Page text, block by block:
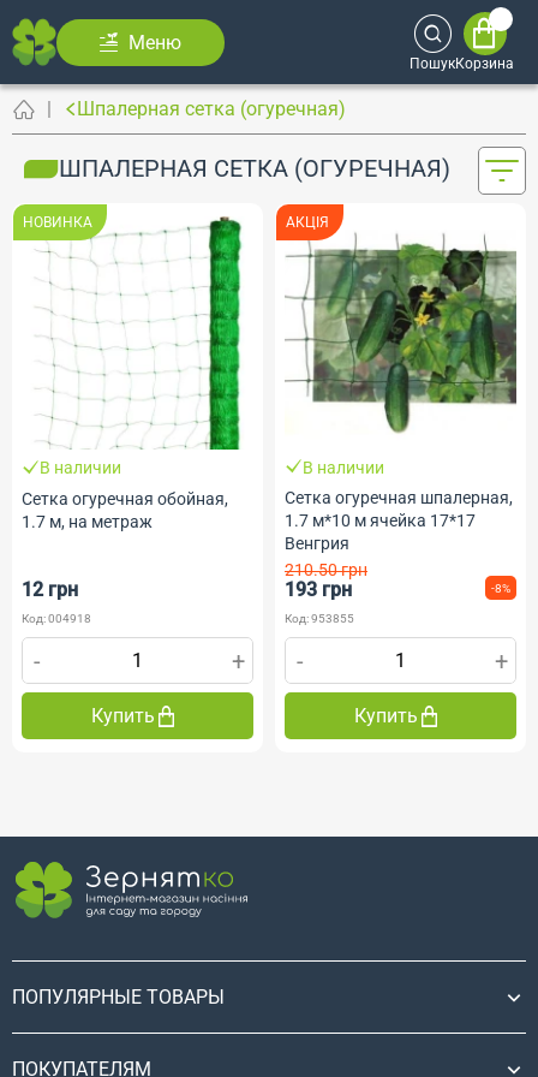
Меню
ПошукКорзина
Шпалерная сетка (огуречная)
ШПАЛЕРНАЯ СЕТКА (ОГУРЕЧНАЯ)
НОВИНКА
В наличии
Сетка огуречная обойная,
1.7 м, на метраж
12 грн
Код: 004918
- +
Купить
АКЦІЯ
В наличии
Сетка огуречная шпалерная,
1.7 м*10 м ячейка 17*17
Венгрия
210.50 грн
193 грн -8%
Код: 953855
- +
Купить
ПОПУЛЯРНЫЕ ТОВАРЫ
ПОКУПАТЕЛЯМ